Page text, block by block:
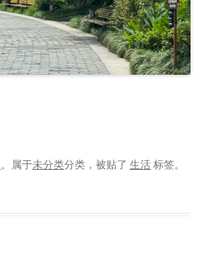
。属于未分类分类，被贴了 生活标签。